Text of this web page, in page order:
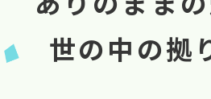
世の中の拠